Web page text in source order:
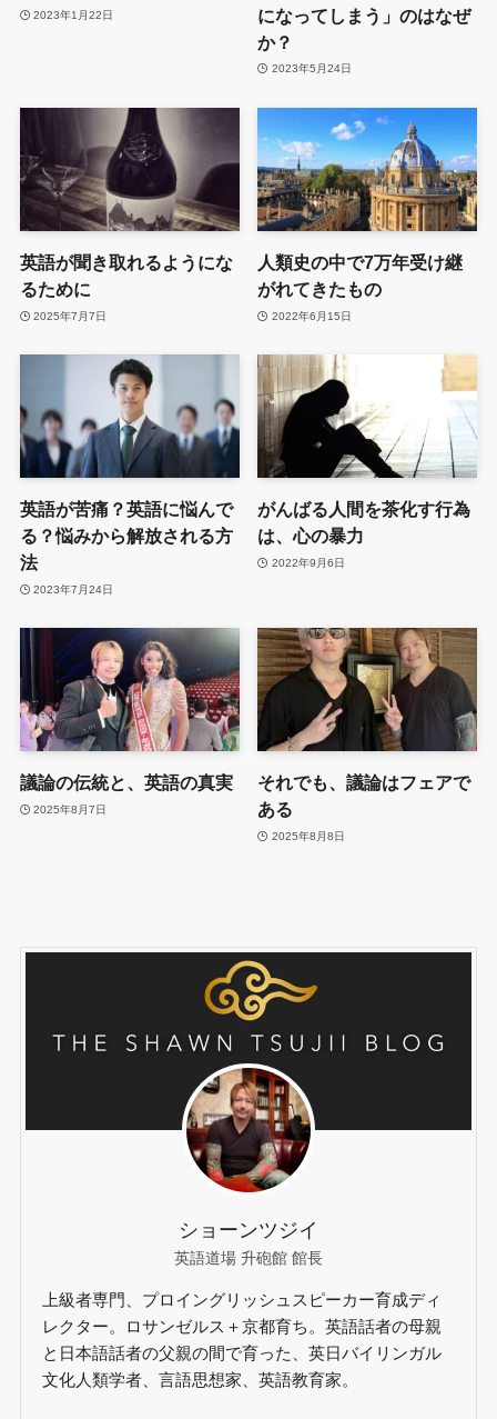
2023年1月22日
になってしまう」のはなぜ
か？
2023年5月24日
英語が聞き取れるようにな
るために
2025年7月7日
人類史の中で7万年受け継
がれてきたもの
2022年6月15日
英語が苦痛？英語に悩んで
る？悩みから解放される方
法
2023年7月24日
がんばる人間を茶化す行為
は、心の暴力
2022年9月6日
議論の伝統と、英語の真実
2025年8月7日
それでも、議論はフェアで
ある
2025年8月8日
ショーンツジイ
英語道場 升砲館 館長
上級者専門、プロイングリッシュスピーカー育成ディ
レクター。ロサンゼルス＋京都育ち。英語話者の母親
と日本語話者の父親の間で育った、英日バイリンガル
文化人類学者、言語思想家、英語教育家。